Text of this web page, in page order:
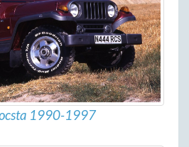
1990-1997